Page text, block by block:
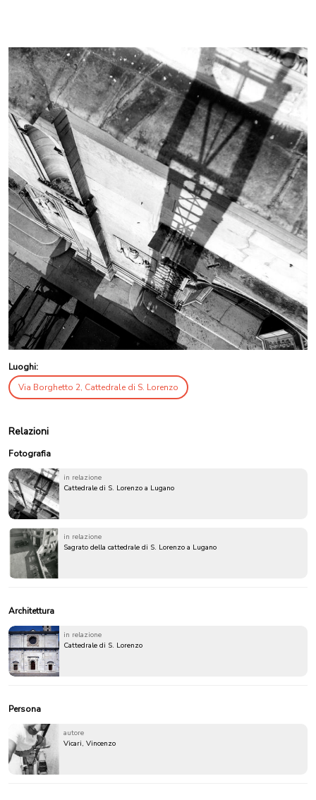
Luoghi:
Via Borghetto 2, Cattedrale di S. Lorenzo
Relazioni
Fotografia
in relazione
Cattedrale di S. Lorenzo a Lugano
in relazione
Sagrato della cattedrale di S. Lorenzo a Lugano
Architettura
in relazione
Cattedrale di S. Lorenzo
Persona
autore
Vicari, Vincenzo